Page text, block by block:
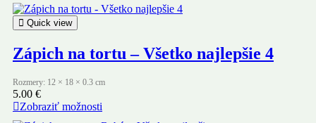
Quick view
Zápich na tortu – Všetko najlepšie 4
Rozmery: 12 × 18 × 0.3 cm
5.00 €
Zobraziť možnosti